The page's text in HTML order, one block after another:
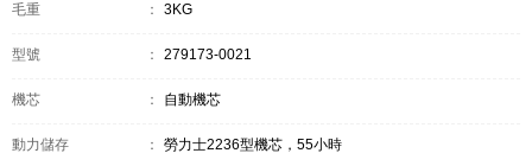
毛重 ： 3KG
型號 ： 279173-0021
機芯 ： 自動機芯
動力儲存 ： 勞力士2236型機芯，55小時